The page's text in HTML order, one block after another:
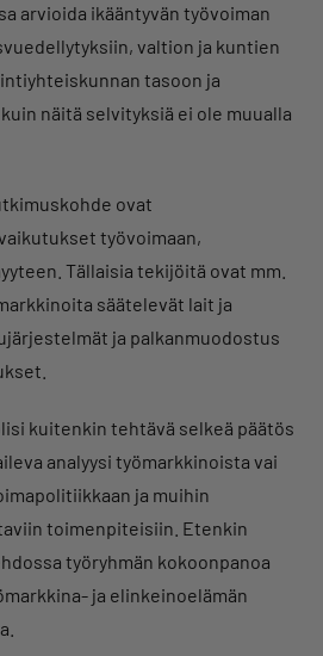
arvioida ikääntyvän työvoiman
valtion ja kuntien
tasoon ja
näitä selvityksiä ei ole muualla
ovat
työvoimaan,
Tällaisia tekijöitä ovat mm.
säätelevät lait ja
ja palkanmuodostus
kuitenkin tehtävä selkeä päätös
analyysi työmarkkinoista vai
ja muihin
toimenpiteisiin. Etenkin
työryhmän kokoonpanoa
ja elinkeinoelämän